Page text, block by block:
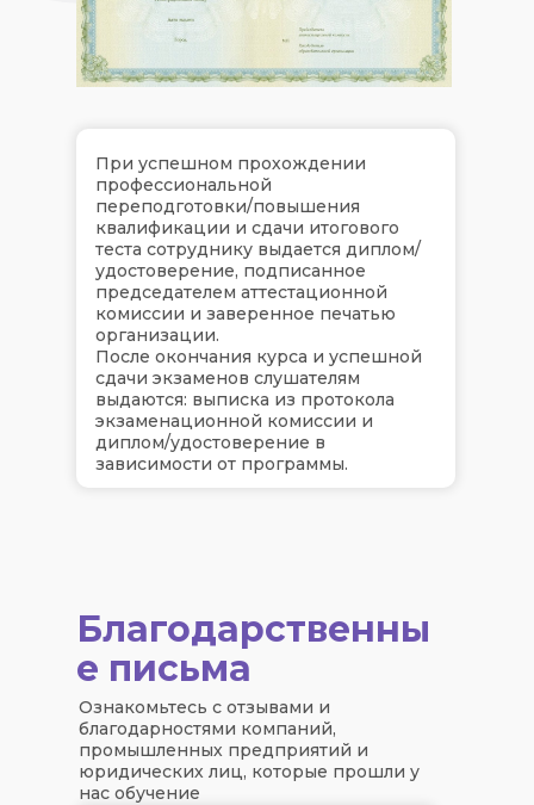
При успешном прохождении
профессиональной
переподготовки/повышения
квалификации и сдачи итогового
теста сотруднику выдается диплом/
удостоверение, подписанное
председателем аттестационной
комиссии и заверенное печатью
организации.
После окончания курса и успешной
сдачи экзаменов слушателям
выдаются: выписка из протокола
экзаменационной комиссии и
диплом/удостоверение в
зависимости от программы.
Благодарственны
е письма
Ознакомьтесь с отзывами и
благодарностями компаний,
промышленных предприятий и
юридических лиц, которые прошли у
нас обучение